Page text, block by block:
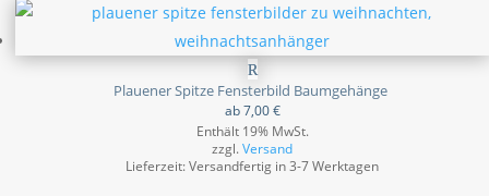
Plauener Spitze Fensterbild Baumgehänge
ab7,00€
Enthält 19% MwSt.
zzgl.Versand
Lieferzeit: Versandfertig in 3-7 Werktagen